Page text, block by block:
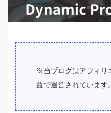
※当ブログはアフィリ
益で運営されています。